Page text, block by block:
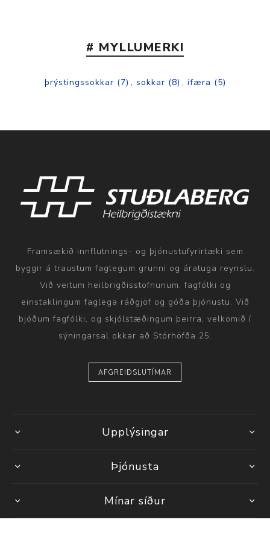
# MYLLUMERKI
þrýstingssokkar (7) , sokkar (8) , ífæra (5)
Framsækið innflutnings- og þjónustufyrirtæki sem
byggir á traustum faglegum grunni og áratuga reynslu.
Við veitum heilbrigðisstofnunum, fagfólki og
einstaklingum faglega ráðgjöf og góða þjónustu. Við
bjóðum fagfólki, og skjólstæðingum þeirra, velkomið í
sýningarsal okkar að Stórhöfða 25.
AFGREIÐSLUTÍMAR
Upplýsingar
Þjónusta
Mínar síður